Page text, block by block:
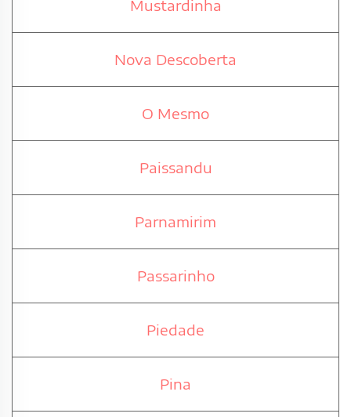
Mustardinha
Nova Descoberta
O Mesmo
Paissandu
Parnamirim
Passarinho
Piedade
Pina